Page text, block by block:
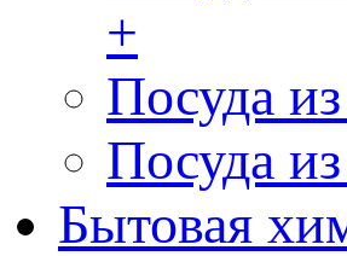
+
Посуда
Посуда
Бытовая